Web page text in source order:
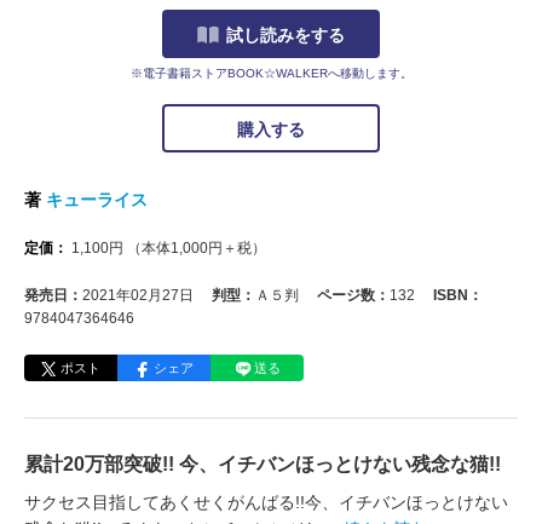
試し読みをする
※電子書籍ストアBOOK☆WALKERへ移動します。
購入する
著 キューライス
定価： 1,100円 （本体1,000円＋税）
発売日： 2021年02月27日 判型： Ａ５判 ページ数： 132
ISBN：
9784047364646
ポスト シェア 送る
累計20万部突破!! 今、イチバンほっとけない残念な猫!!
サクセス目指してあくせくがんばる!!今、イチバンほっとけない